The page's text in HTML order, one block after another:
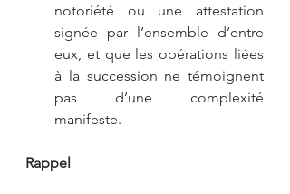
notoriété ou une attestation
signée par l’ensemble d’entre
eux, et que les opérations liées
à la succession ne témoignent
pas d’une complexité
manifeste.
Rappel